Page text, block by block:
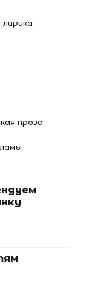
проза